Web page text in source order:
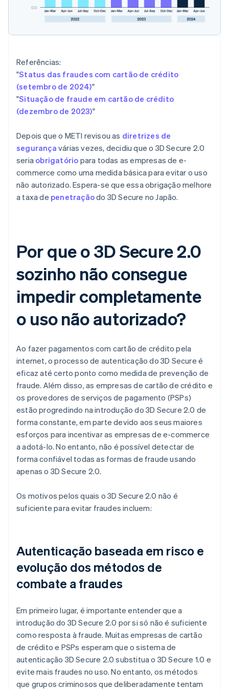
Referências:
"Status das fraudes com cartão de crédito
(setembro de 2024)"
"Situação de fraude em cartão de crédito
(dezembro de 2023)"
Depois que o METI revisou as diretrizes de
segurança várias vezes, decidiu que o 3D Secure 2.0
seria obrigatório para todas as empresas de e-
commerce como uma medida básica para evitar o uso
não autorizado. Espera-se que essa obrigação melhore
a taxa de penetraçãodo 3D Secure no Japão.
Por que o 3D Secure 2.0
sozinho não consegue
impedir completamente
o uso não autorizado?
Ao fazer pagamentos com cartão de crédito pela
internet, o processo de autenticação do 3D Secure é
eficaz até certo ponto como medida de prevenção de
fraude. Além disso, as empresas de cartão de crédito e
os provedores de serviços de pagamento (PSPs)
estão progredindo na introdução do 3D Secure 2.0 de
forma constante, em parte devido aos seus maiores
esforços para incentivar as empresas de e-commerce
a adotá-lo. No entanto, não é possível detectar de
forma confiável todas as formas de fraude usando
apenas o 3D Secure 2.0.
Os motivos pelos quais o 3D Secure 2.0 não é
suficiente para evitar fraudes incluem:
Autenticação baseada em risco e
evolução dos métodos de
combate a fraudes
Em primeiro lugar, é importante entender que a
introdução do 3D Secure 2.0 por si só não é suficiente
como resposta à fraude. Muitas empresas de cartão
de crédito e PSPs esperam que o sistema de
autenticação 3D Secure 2.0 substitua o 3D Secure 1.0 e
evite mais fraudes no uso. No entanto, os métodos
que grupos criminosos que deliberadamente tentam